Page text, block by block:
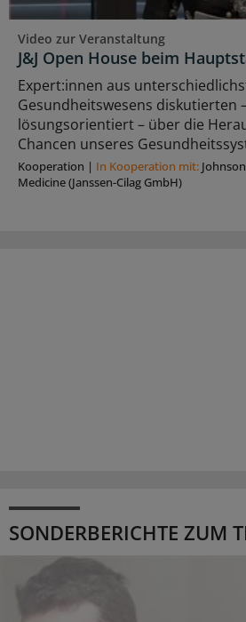
Video zur Veranstaltung
J&J Open House beim
Expert:innen aus
Gesundheitswesens diskutierten
lösungsorientiert – über die
Chancen unseres
Kooperation | In Kooperation mit:
Medicine (Janssen-Cilag GmbH)
SONDERBERICHTE ZUM